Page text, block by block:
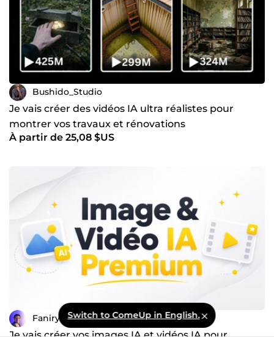
Bushido_Studio
Je vais créer des vidéos IA ultra réalistes pour
montrer vos travaux et rénovations
À partir de 25,08 $US
FaniryR Switch to ComeUp in English.